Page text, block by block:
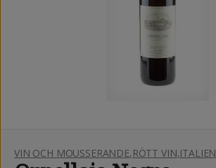
VIN OCH MOUSSERANDE,RÖTT VIN,ITALIEN